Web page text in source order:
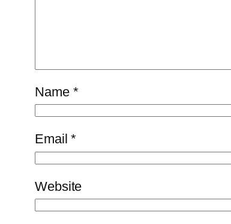
Name *
Email*
Website